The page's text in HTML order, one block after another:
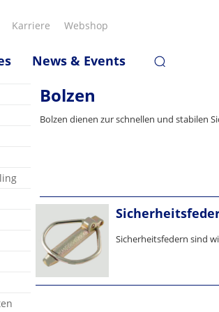
Karriere Webshop
News & Events
Bolzen
Bolzen dienen zur schnellen und stabilen
Sicherheitsfedern sind